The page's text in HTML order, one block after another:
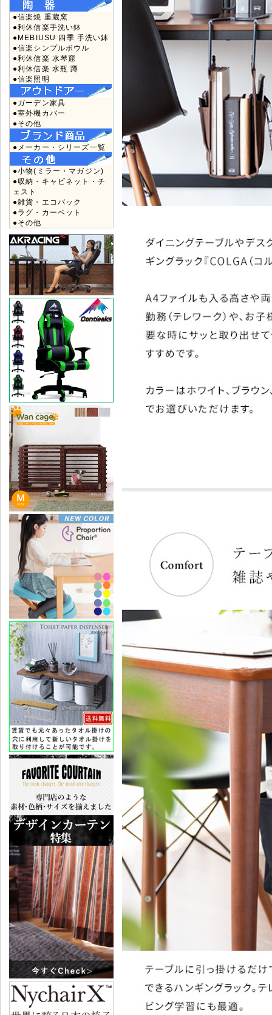
●信楽焼 重蔵窯
●利休信楽手洗い鉢
●MEBIUSU 四季 手洗い鉢
●信楽シンプルボウル
●利休信楽 水琴窟
●利休信楽 水瓶 蹲
●信楽照明
●ガーデン家具
●室外機カバー
●その他
●メーカー・シリーズ一覧
●小物(ミラー・マガジン)
●収納・キャビネット・チ
ェスト
●雑貨・エコバック
●ラグ・カーペット
●その他